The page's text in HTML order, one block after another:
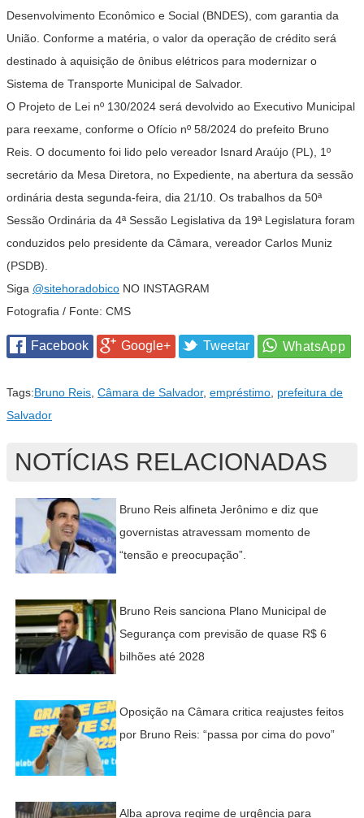
Desenvolvimento Econômico e Social (BNDES), com garantia da
União. Conforme a matéria, o valor da operação de crédito será
destinado à aquisição de ônibus elétricos para modernizar o
Sistema de Transporte Municipal de Salvador.
O Projeto de Lei nº 130/2024 será devolvido ao Executivo Municipal
para reexame, conforme o Ofício nº 58/2024 do prefeito Bruno
Reis. O documento foi lido pelo vereador Isnard Araújo (PL), 1º
secretário da Mesa Diretora, no Expediente, na abertura da sessão
ordinária desta segunda-feira, dia 21/10. Os trabalhos da 50ª
Sessão Ordinária da 4ª Sessão Legislativa da 19ª Legislatura foram
conduzidos pelo presidente da Câmara, vereador Carlos Muniz
(PSDB).
Siga @sitehoradobico NO INSTAGRAM
Fotografia / Fonte: CMS
Facebook Google+ Tweetar
Tags:Bruno Reis Câmara de Salvador, empréstimo prefeitura de
Salvador
NOTÍCIAS RELACIONADAS
Bruno Reis alfineta Jerônimo e diz que
governistas atravessam momento de
“tensão e preocupação”.
Bruno Reis sanciona Plano Municipal de
Segurança com previsão de quase R$ 6
bilhões até 2028
Oposição na Câmara critica reajustes feitos
por Bruno Reis: “passa por cima do povo”
Alba aprova regime de urgência para